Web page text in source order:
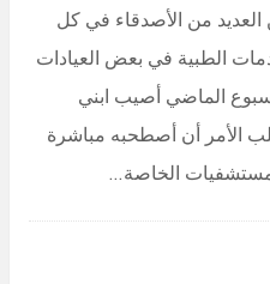
من الأصدقاء في كل
الطبية في بعض العيادات
الماضي أصيب ابني
الأمر أن أصطحبه مباشرة
الخاصة…